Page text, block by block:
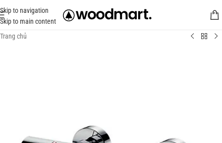
Skip to navigation
Skip to main content
Trang chủ